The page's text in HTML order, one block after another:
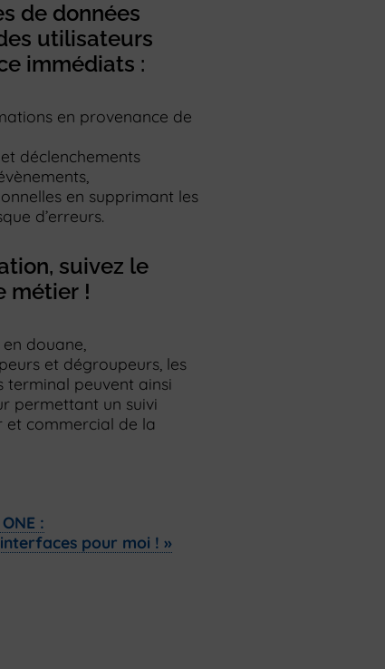
de données
utilisateurs
immédiats :
en provenance de
déclenchements
en supprimant les
d’erreurs.
suivez le
métier !
douane,
et dégroupeurs, les
peuvent ainsi
permettant un suivi
et commercial de la
:
pour moi ! »